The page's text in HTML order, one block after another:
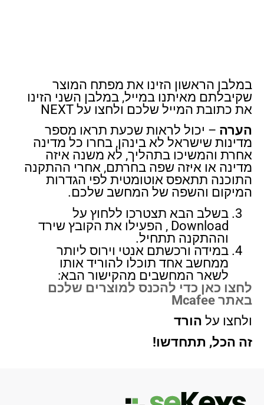
במלבן הראשון הזינו את מפתח המוצר
שקיבלתם מאיתנו במייל, במלבן השני הזינו
את כתובת המייל שלכם ולחצו על NEXT
הערה – יכול לראות שכעת תראו מספר
מדינות שישראל לא בינהן, בחרו כל מדינה
אחרת והמשיכו בתהליך, לא משנה איזה
מדינה או איזה שפה בחרתם, אחרי ההתקנה
התוכנה תתאפס אוטומטית לפי הגדרות
המיקום והשפה של המחשב שלכם.
בשלב הבא תצטרכו ללחוץ על
Download , הפעילו את הקובץ שירד
וההתקנה תתחיל.
במידה ורכשתם אנטי וירוס ליותר
ממחשב אחד תוכלו להוריד אותו
לשאר המחשבים מהקישור הבא:
לחצו כאן כדי להכנס למוצרים שלכם
באתר Mcafee
ולחצו על הורד
זה הכל, תתחדשו!